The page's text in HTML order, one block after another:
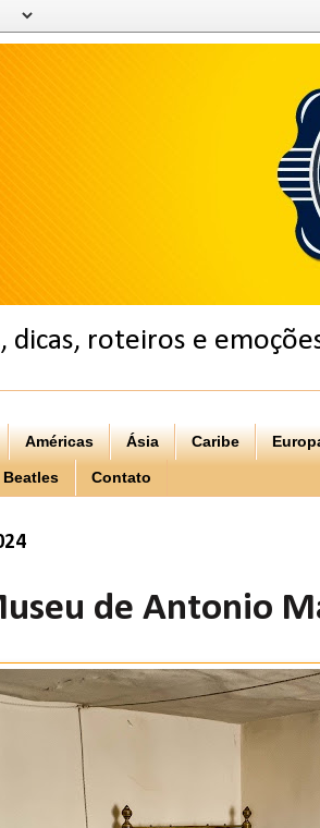
dicas, roteiros e
Américas Ásia Caribe
Contato
de Antonio